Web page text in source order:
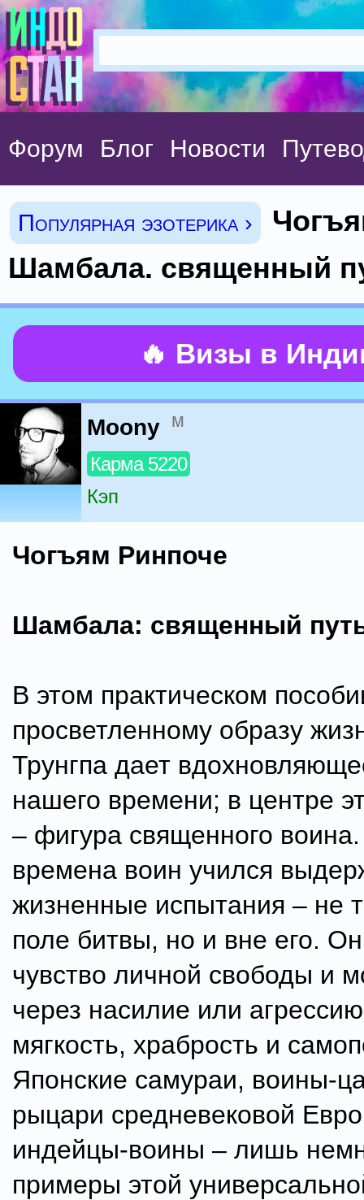
Форум Блог Новости
Популярная эзотерика ›
Шамбала. священный
🔥 Визы в
Moony м
Карма 5220
Кэп
Чогъям Ринпоче
Шамбала: священный
В этом практическом
просветленному образу
Трунгпа дает
нашего времени; в центре
– фигура священного
времена воин учился
жизненные испытания – не
поле битвы, но и вне его.
чувство личной свободы и
через насилие или
мягкость, храбрость и
Японские самураи, воины-
рыцари средневековой
индейцы-воины – лишь
примеры этой